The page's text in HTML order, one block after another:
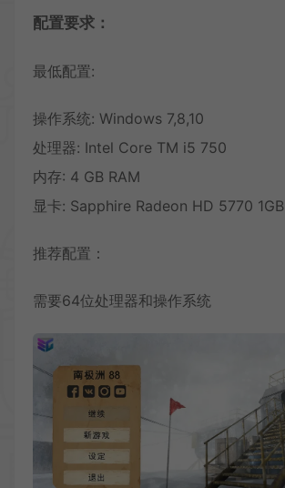
配置要求：
最低配置:
操作系统: Windows 7,8,10
处理器: Intel Core TM i5 750
内存: 4 GB RAM
显卡: Sapphire Radeon HD 5770 1GB
推荐配置：
需要64位处理器和操作系统